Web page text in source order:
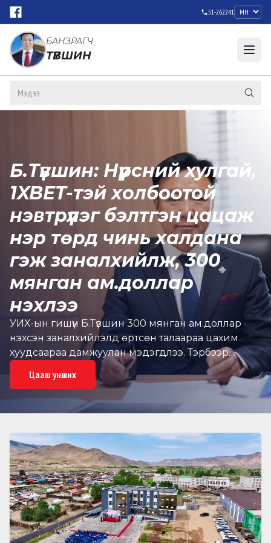
51-262241
БАНЗРАГЧ
ТҮВШИН
Б.Түвшин: Нүүрсний хулгай,
1XBET-тэй холбоотой
нэвтрүүлэг бэлтгэн цацаж
нэр төрд чинь халдана
гэж заналхийлж, 300
мянган ам.доллар
нэхлээ
УИХ-ын гишүүн Б.Түвшин 300 мянган ам.доллар
нэхсэн заналхийлэлд өртсөн талаараа цахим
хуудсаараа дамжуулан мэдэгдлээ. Тэрбээр
"Өнгөрөгч Даваа гарагт нэг танил маань уулзаад
нүүрсний хулгай, 1XBET мөрийтэй тоглоомтой
холбоотой нэвтрүүлэг бэлтгэн цацаж, нэр төрд
чинь халдана хэмээн заналхийлж, 300 мянган
Зөв мэдээлэлтэй иргэд олшрох тусам нийгмийн
сэтгэлгээ эрүүлжинэ. Өнөөдөр улс төрийн нөхцөл
байдал хурцдаж МАН-ын даргын төлөөх тэмцэл
нь төрийн хямрал болчхож болзошгүй нөхцөл
байдалтай байна. Нөгөөтээгүүр багш, эмч нар
цалингаа нэмүүлье гэж ажил хаялт зарлаад байгаа
нь зүй ёсны зүйл юм. Өнгөрсөн хугацаанд манай
Цааш унших